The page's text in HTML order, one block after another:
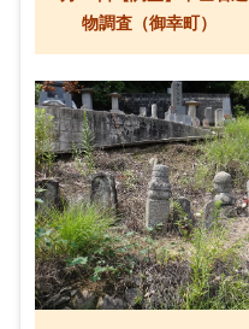
物調査（御幸町）